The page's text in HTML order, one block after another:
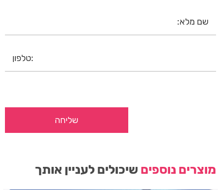
מוצרים נוספים שיכולים לעניין אותך